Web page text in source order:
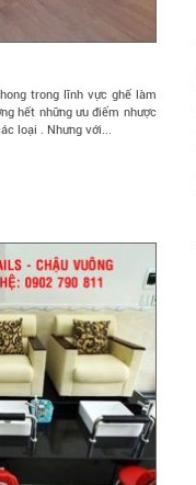
trong lĩnh vực ghế làm
hết những ưu điểm nhược
loại . Nhưng với...